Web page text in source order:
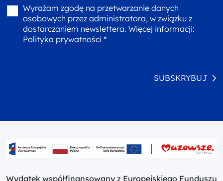
Wyrażam zgodę na przetwarzanie danych
osobowych przez administratora, w związku z
dostarczaniem newslettera. Więcej informacji:
Polityka prywatności *
SUBSKRYBUJ
Wydatek współfinansowany z Europejskiego Funduszu